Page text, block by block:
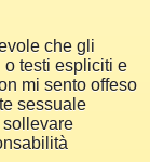
che gli
testi espliciti e
mi sento offeso
sessuale
sollevare